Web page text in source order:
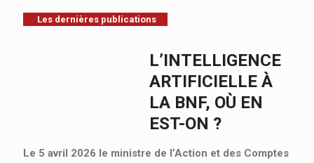
Les dernières publications
L’INTELLIGENCE
ARTIFICIELLE À
LA BNF, OÙ EN
EST-ON ?
Le 5 avril 2026 le ministre de l’Action et des Comptes